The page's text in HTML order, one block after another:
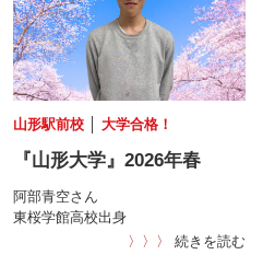
山形駅前校 大学合格！
『山形大学』2026年春
阿部青空さん
東桜学館高校出身
〉〉〉
続きを読む